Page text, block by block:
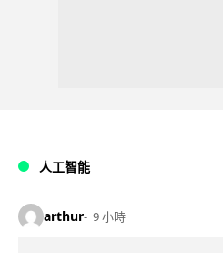
人工智能
arthur 9 小時